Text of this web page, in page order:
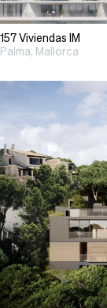
157 Viviendas IM
Palma, Mallorca